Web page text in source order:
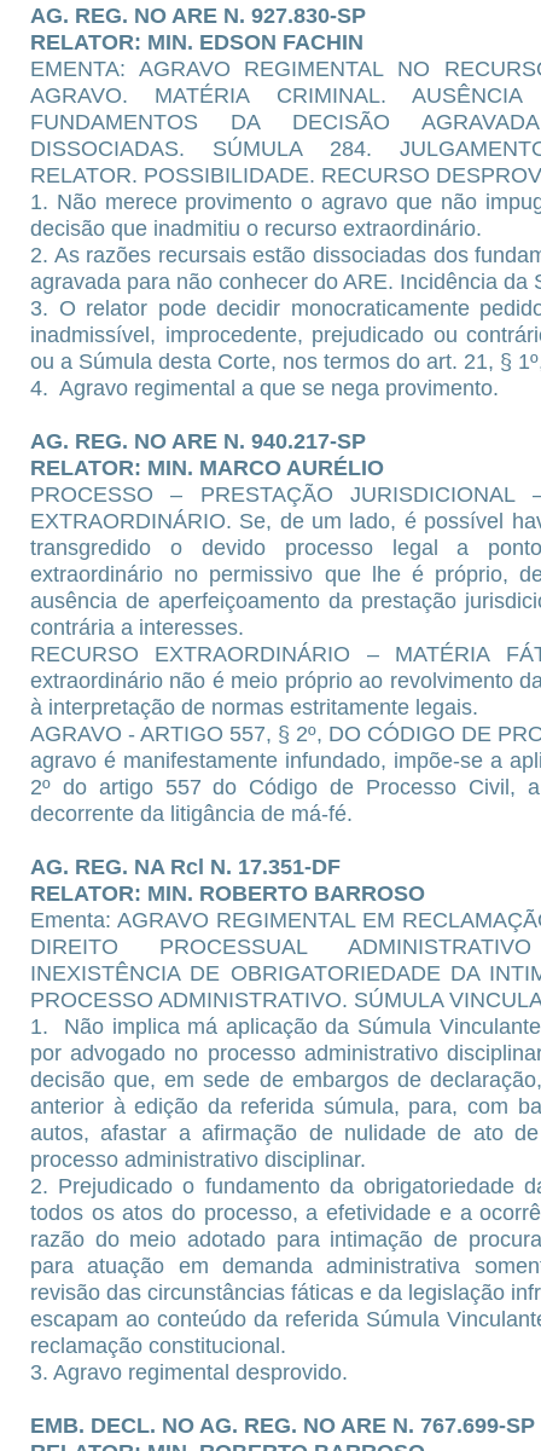
AG. REG. NO ARE N. 927.830-SP
RELATOR: MIN. EDSON FACHIN
EMENTA: AGRAVO REGIMENTAL NO
AGRAVO. MATÉRIA CRIMINAL.
FUNDAMENTOS DA DECISÃO
DISSOCIADAS. SÚMULA 284.
RELATOR. POSSIBILIDADE. RECURSO
1. Não merece provimento o agravo que não
decisão que inadmitiu o recurso extraordinário.
2. As razões recursais estão dissociadas dos
agravada para não conhecer do ARE. Incidência da
3. O relator pode decidir monocraticamente
inadmissível, improcedente, prejudicado ou
ou a Súmula desta Corte, nos termos do art. 21, §
4. Agravo regimental a que se nega provimento.
AG. REG. NO ARE N. 940.217-SP
RELATOR: MIN. MARCO AURÉLIO
PROCESSO – PRESTAÇÃO
EXTRAORDINÁRIO. Se, de um lado, é possível
transgredido o devido processo legal a
extraordinário no permissivo que lhe é próprio,
ausência de aperfeiçoamento da prestação
contrária a interesses.
RECURSO EXTRAORDINÁRIO – MATÉRIA
extraordinário não é meio próprio ao revolvimento
à interpretação de normas estritamente legais.
AGRAVO - ARTIGO 557, § 2º, DO CÓDIGO DE
agravo é manifestamente infundado, impõe-se a
2º do artigo 557 do Código de Processo Civil,
decorrente da litigância de má-fé.
AG. REG. NA Rcl N. 17.351-DF
RELATOR: MIN. ROBERTO BARROSO
Ementa: AGRAVO REGIMENTAL EM
DIREITO PROCESSUAL
INEXISTÊNCIA DE OBRIGATORIEDADE DA
PROCESSO ADMINISTRATIVO. SÚMULA
1. Não implica má aplicação da Súmula
por advogado no processo administrativo
decisão que, em sede de embargos de
anterior à edição da referida súmula, para, com
autos, afastar a afirmação de nulidade de ato
processo administrativo disciplinar.
2. Prejudicado o fundamento da obrigatoriedade
todos os atos do processo, a efetividade e a
razão do meio adotado para intimação de
para atuação em demanda administrativa
revisão das circunstâncias fáticas e da legislação
escapam ao conteúdo da referida Súmula
reclamação constitucional.
3. Agravo regimental desprovido.
EMB. DECL. NO AG. REG. NO ARE N. 767.699-SP